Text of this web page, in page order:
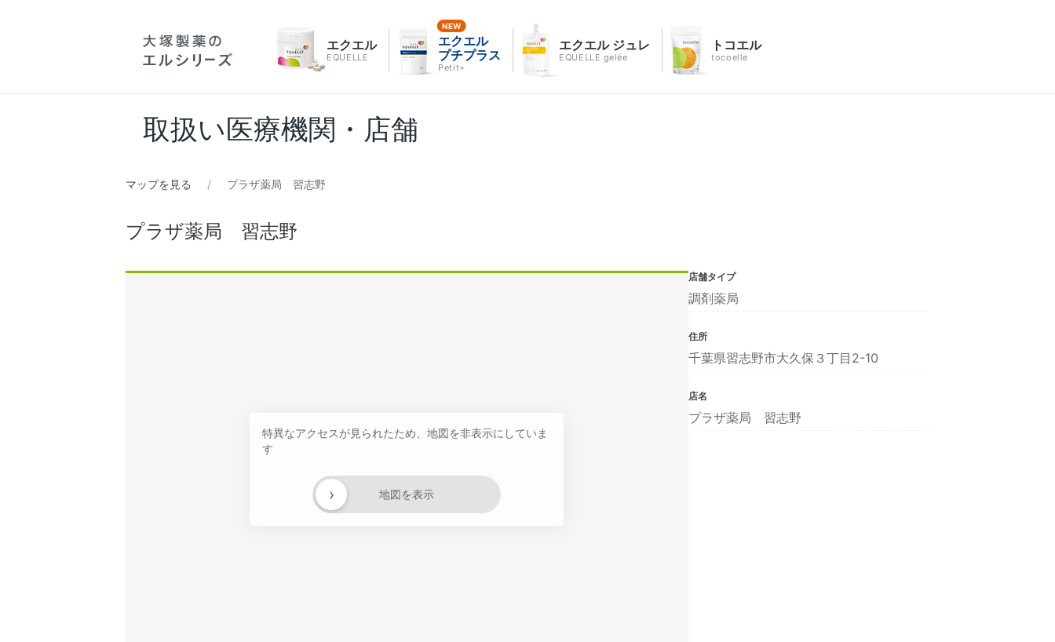
エクエル
EQUELLE
エクエル
プチプラス
Petit+
エクエル ジュレ
EQUELLE gelée
トコエル
tocoelle
取扱い医療機関・店舗
マップを見る プラザ薬局 習志野
プラザ薬局 習志野
特異なアクセスが見られたため、地図を非表示にしていま
す
地図を表示
›
店舗タイプ
調剤薬局
住所
千葉県習志野市大久保３丁目2-10
店名
プラザ薬局 習志野